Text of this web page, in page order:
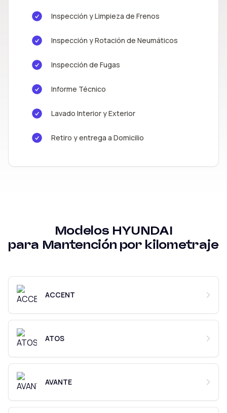
Inspección y Limpieza de Frenos
Inspección y Rotación de Neumáticos
Inspección de Fugas
Informe Técnico
Lavado Interior y Exterior
Retiro y entrega a Domicilio
Modelos HYUNDAI
para Mantención por kilometraje
ACCENT
ATOS
AVANTE